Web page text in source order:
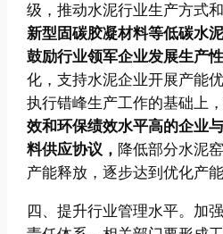
级，推动水泥行业生产方式
新型固碳胶凝材料等低碳水
鼓励行业领军企业发展生产
化，支持水泥企业开展产能
执行错峰生产工作的基础上
效和环保绩效水平高的企业
料供应协议， 降低部分水泥
产能释放，逐步达到优化产
四、提升行业管理水平。加